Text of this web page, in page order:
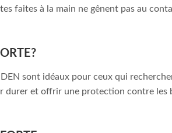
faites à la main ne gênent pas au
sont idéaux pour ceux qui
et offrir une protection contre les